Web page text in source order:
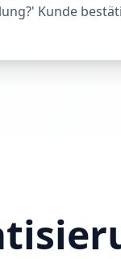
Kunde